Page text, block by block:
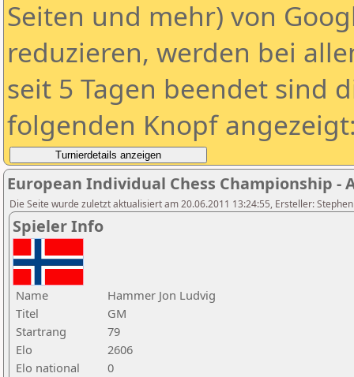
Seiten und mehr) von
reduzieren, werden bei
seit 5 Tagen beendet sind
folgenden Knopf
European Individual Chess Championship -
Die Seite wurde zuletzt aktualisiert am 20.06.2011 13:24:55, Ersteller:
Spieler Info
Name
Hammer Jon Ludvig
Titel
GM
Startrang
79
Elo
2606
Elo national
0